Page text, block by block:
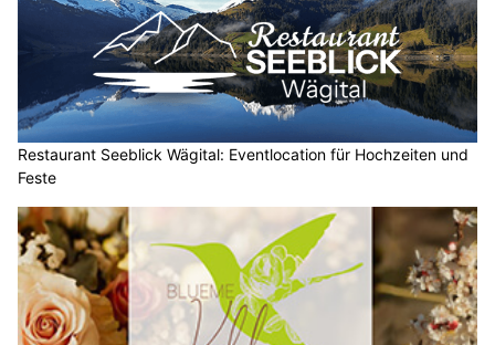
Restaurant Seeblick Wägital: Eventlocation für Hochzeiten und
Feste